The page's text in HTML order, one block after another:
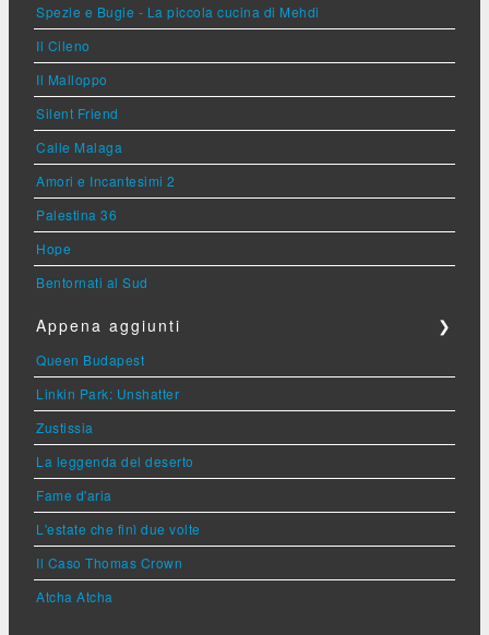
Spezie e Bugie - La piccola cucina di Mehdi
Il Cileno
Il Malloppo
Silent Friend
Calle Malaga
Amori e Incantesimi 2
Palestina 36
Hope
Bentornati al Sud
Appena aggiunti ❯
Queen Budapest
Linkin Park: Unshatter
Zustissia
La leggenda del deserto
Fame d'aria
L'estate che finì due volte
Il Caso Thomas Crown
Atcha Atcha